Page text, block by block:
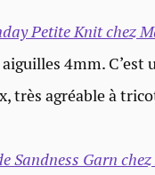
Petite Knit chez
4mm. C’est
très agréable à
Sandness Garn